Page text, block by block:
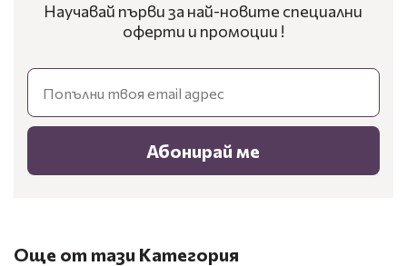
Научавай първи за най-новите специални
оферти и промоции !
Email
Абонирай ме
Още от тази Категория